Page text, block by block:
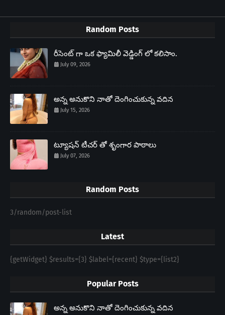
Random Posts
రీసెంట్ గా ఒక ఫ్యామిలీ వెడ్డింగ్ లో కలిసాం.
July 09, 2026
అన్న అనుకొని నాతో దెంగించుకున్న వదిన
July 15, 2026
ట్యూషన్ టీచర్ తో శృంగార పాఠాలు
July 07, 2026
Random Posts
3/random/post-list
Latest
{getWidget} $results={3} $label={recent} $type={list2}
Popular Posts
అన్న అనుకొని నాతో దెంగించుకున్న వదిన